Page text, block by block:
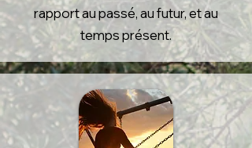
rapport au passé, au futur, et au
temps présent.